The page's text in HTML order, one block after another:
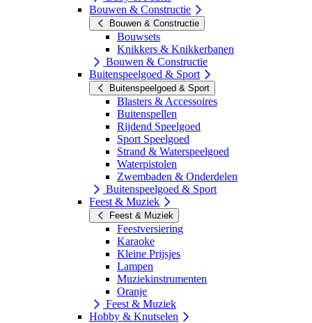
Bouwen & Constructie
Bouwen & Constructie
Bouwsets
Knikkers & Knikkerbanen
Bouwen & Constructie
Buitenspeelgoed & Sport
Buitenspeelgoed & Sport
Blasters & Accessoires
Buitenspellen
Rijdend Speelgoed
Sport Speelgoed
Strand & Waterspeelgoed
Waterpistolen
Zwembaden & Onderdelen
Buitenspeelgoed & Sport
Feest & Muziek
Feest & Muziek
Feestversiering
Karaoke
Kleine Prijsjes
Lampen
Muziekinstrumenten
Oranje
Feest & Muziek
Hobby & Knutselen